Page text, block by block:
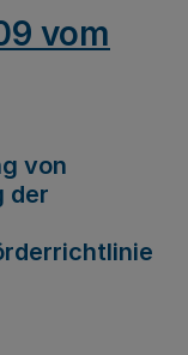
vom
von
der